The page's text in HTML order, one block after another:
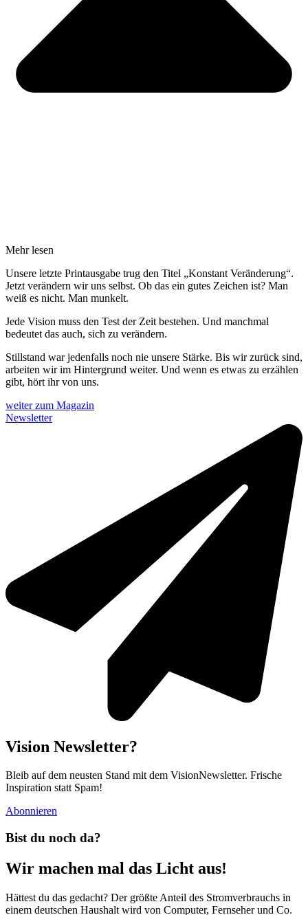
Mehr lesen
Unsere letzte Printausgabe trug den Titel „Konstant Veränderung“.
Jetzt verändern wir uns selbst. Ob das ein gutes Zeichen ist? Man
weiß es nicht. Man munkelt.
Jede Vision muss den Test der Zeit bestehen. Und manchmal
bedeutet das auch, sich zu verändern.
Stillstand war jedenfalls noch nie unsere Stärke. Bis wir zurück sind,
arbeiten wir im Hintergrund weiter. Und wenn es etwas zu erzählen
gibt, hört ihr von uns.
weiter zum Magazin
Newsletter
Vision Newsletter?
Bleib auf dem neusten Stand mit dem VisionNewsletter. Frische
Inspiration statt Spam!
Abonnieren
Bist du noch da?
Wir machen mal das Licht aus!
Hättest du das gedacht? Der größte Anteil des Stromverbrauchs in
einem deutschen Haushalt wird von Computer, Fernseher und Co.